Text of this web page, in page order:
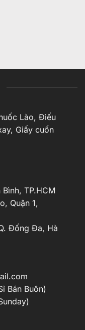
Lào, Điếu
Giấy cuốn
TP.HCM
Quận 1,
Đống Đa, Hà
Bán Buôn)